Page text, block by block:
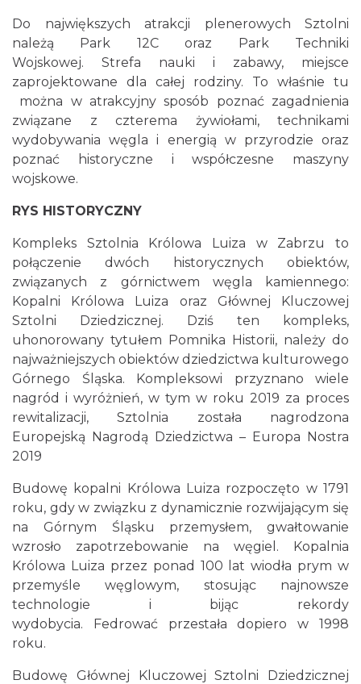
Do największych atrakcji plenerowych Sztolni
należą Park 12C oraz Park Techniki
Wojskowej. Strefa nauki i zabawy, miejsce
zaprojektowane dla całej rodziny. To właśnie tu
można w atrakcyjny sposób poznać zagadnienia
związane z czterema żywiołami, technikami
wydobywania węgla i energią w przyrodzie oraz
poznać historyczne i współczesne maszyny
wojskowe.
RYS HISTORYCZNY
Kompleks Sztolnia Królowa Luiza w Zabrzu to
połączenie dwóch historycznych obiektów,
związanych z górnictwem węgla kamiennego:
Kopalni Królowa Luiza oraz Głównej Kluczowej
Sztolni Dziedzicznej. Dziś ten kompleks,
uhonorowany tytułem Pomnika Historii, należy do
najważniejszych obiektów dziedzictwa kulturowego
Górnego Śląska. Kompleksowi przyznano wiele
nagród i wyróżnień, w tym w roku 2019 za proces
rewitalizacji, Sztolnia została nagrodzona
Europejską Nagrodą Dziedzictwa – Europa Nostra
2019
Budowę kopalni Królowa Luiza rozpoczęto w 1791
roku, gdy w związku z dynamicznie rozwijającym się
na Górnym Śląsku przemysłem, gwałtowanie
wzrosło zapotrzebowanie na węgiel. Kopalnia
Królowa Luiza przez ponad 100 lat wiodła prym w
przemyśle węglowym, stosując najnowsze
technologie i bijąc rekordy
wydobycia. Fedrować przestała dopiero w 1998
roku.
Budowę Głównej Kluczowej Sztolni Dziedzicznej